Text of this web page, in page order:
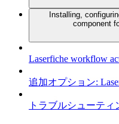
Installing,
component
Laserfiche workflow
追加オプション:
トラブルシューティ